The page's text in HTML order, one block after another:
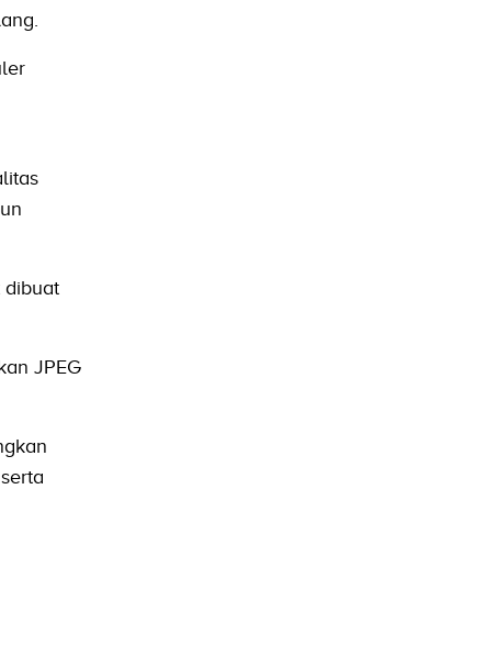
dibuat
JPEG